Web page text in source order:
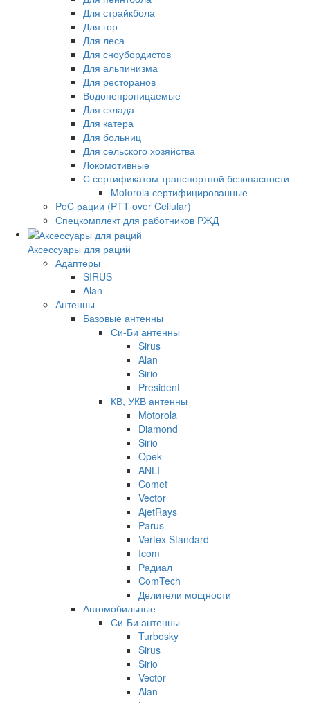
Для страйкбола
Для гор
Для леса
Для сноубордистов
Для альпинизма
Для ресторанов
Водонепроницаемые
Для склада
Для катера
Для больниц
Для сельского хозяйства
Локомотивные
С сертификатом транспортной безопасности
Motorola сертифицированные
PoC рации (PTT over Cellular)
Спецкомплект для работников РЖД
Аксессуары для раций
Адаптеры
SIRUS
Alan
Антенны
Базовые антенны
Си-Би антенны
Sirus
Alan
Sirio
President
КВ, УКВ антенны
Motorola
Diamond
Sirio
Opek
ANLI
Comet
Vector
AjetRays
Parus
Vertex Standard
Icom
Радиал
ComTech
Делители мощности
Автомобильные
Си-Би антенны
Turbosky
Sirus
Sirio
Vector
Alan